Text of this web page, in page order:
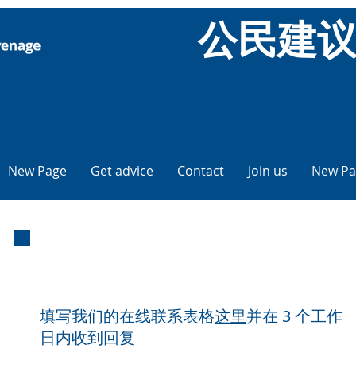
公民建
New Page Get advice Contact Join us New
填写我们的在线联系表格这里并在 3 个工作
日内收到回复